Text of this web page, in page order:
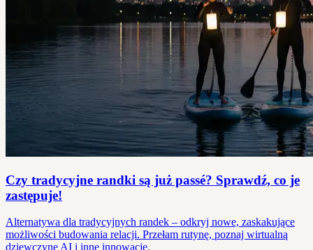
Czy tradycyjne randki są już passé? Sprawdź, co je
zastępuje!
Alternatywa dla tradycyjnych randek – odkryj nowe, zaskakujące
możliwości budowania relacji. Przełam rutynę, poznaj wirtualną
dziewczynę AI i inne innowacje.